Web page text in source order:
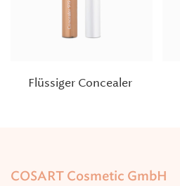
Flüssiger Concealer
COSART Cosmetic GmbH